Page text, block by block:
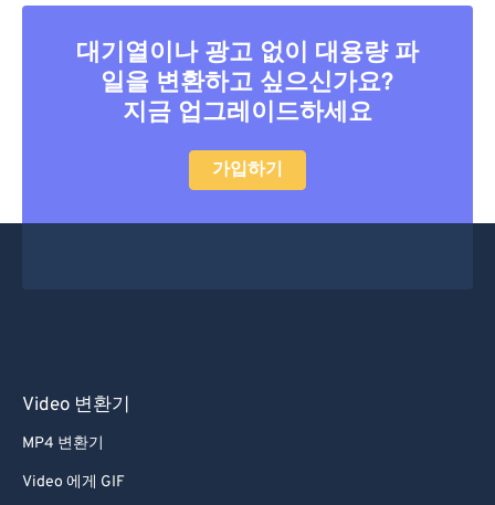
대기열이나 광고 없이 대용량 파
일을 변환하고 싶으신가요?
지금 업그레이드하세요
가입하기
Video 변환기
MP4 변환기
Video 에게 GIF